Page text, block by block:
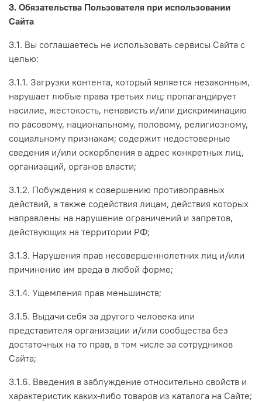
3. Обязательства Пользователя при использовании
Сайта
3.1. Вы соглашаетесь не использовать сервисы Сайта с
целью:
3.1.1. Загрузки контента, который является незаконным,
нарушает любые права третьих лиц; пропагандирует
насилие, жестокость, ненависть и/или дискриминацию
по расовому, национальному, половому, религиозному,
социальному признакам; содержит недостоверные
сведения и/или оскорбления в адрес конкретных лиц,
организаций, органов власти;
3.1.2. Побуждения к совершению противоправных
действий, а также содействия лицам, действия которых
направлены на нарушение ограничений и запретов,
действующих на территории РФ;
3.1.3. Нарушения прав несовершеннолетних лиц и/или
причинение им вреда в любой форме;
3.1.4. Ущемления прав меньшинств;
3.1.5. Выдачи себя за другого человека или
представителя организации и/или сообщества без
достаточных на то прав, в том числе за сотрудников
Сайта;
3.1.6. Введения в заблуждение относительно свойств и
характеристик каких-либо товаров из каталога на Сайте;